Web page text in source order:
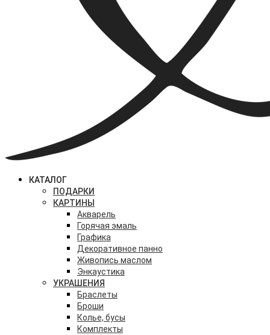
КАТАЛОГ
ПОДАРКИ
КАРТИНЫ
Акварель
Горячая эмаль
Графика
Декоративное панно
Живопись маслом
Энкаустика
УКРАШЕНИЯ
Браслеты
Броши
Колье, бусы
Комплекты